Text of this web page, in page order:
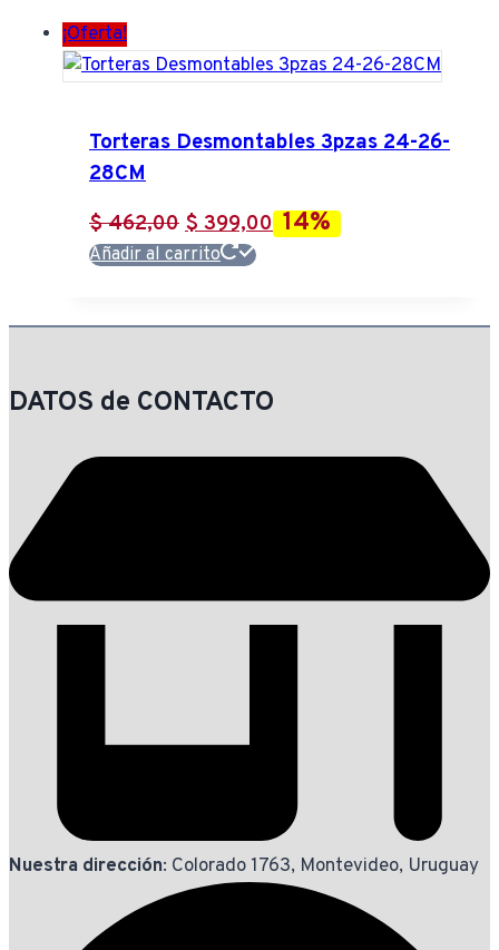
¡Oferta!
Torteras Desmontables 3pzas 24-26-
28CM
$462,00 El
precio
era:
$399,00El
es:
14%
Añadir al carrito
DATOS de CONTACTO
Nuestra dirección: Colorado 1763, Montevideo, Uruguay